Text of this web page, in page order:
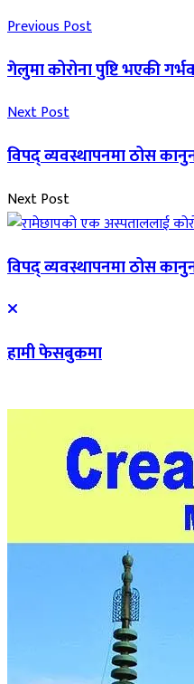
Previous Post
गेलुमा कोरोना पुष्टि भएकी
Next Post
विपद् व्यवस्थापनमा ठोस
Next Post
विपद् व्यवस्थापनमा ठोस
हामी फेसबुकमा